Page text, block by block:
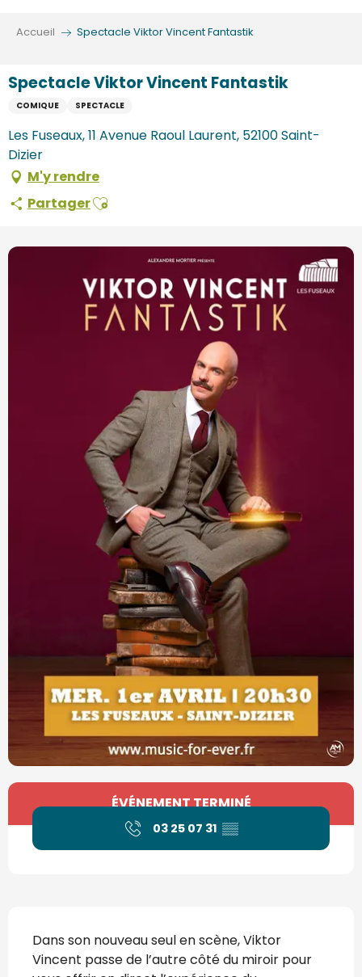
Accueil Spectacle Viktor Vincent Fantastik
Spectacle Viktor Vincent Fantastik
COMIQUE SPECTACLE
Les Fuseaux, 11 Avenue Raoul Laurent, 52100 Saint-
Dizier
M'y rendre
PartagerAjouter aux favoris
Ouverture et coordonnées
ÉVÉNEMENT TERMINÉ
03 25 07 31 ▒▒
Dans son nouveau seul en scène, Viktor
Vincent passe de l’autre côté du miroir pour